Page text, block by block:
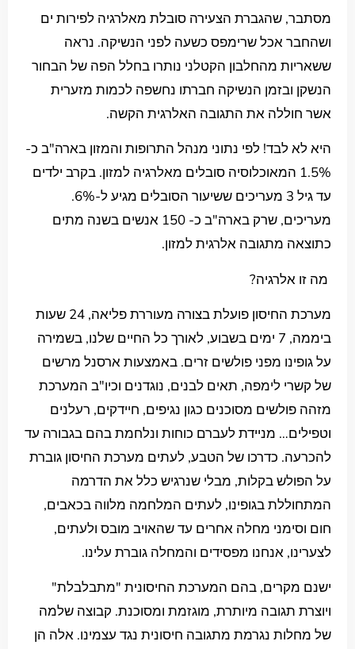
מסתבר, שהגברת הצעירה סובלת מאלרגיה לפירות ים
ושהחבר אכל שרימפס כשעה לפני הנשיקה. נראה
ששאריות מהחלבון הקטלני נותרו בחלל הפה של הבחור
הנשקן ובזמן הנשיקה חברתו נחשפה לכמות מזערית
אשר חוללה את התגובה האלרגית הקשה.
היא לא לבד! לפי נתוני מנהל התרופות והמזון בארה"ב כ-
1.5% המאוכלוסיה סובלים מאלרגיה למזון. בקרב ילדים
עד גיל 3 מעריכים ששיעור הסובלים מגיע ל-6%.
מעריכים, שרק בארה"ב כ- 150 אנשים בשנה מתים
כתוצאה מתגובה אלרגית למזון.
מה זו אלרגיה?
מערכת החיסון פועלת בצורה מעוררת פליאה, 24 שעות
ביממה, 7 ימים בשבוע, לאורך כל החיים שלנו, בשמירה
על גופינו מפני פולשים זרים. באמצעות ארסנל מרשים
של קשרי לימפה, תאים לבנים, נוגדנים וכיו"ב המערכת
מזהה פולשים מסוכנים כגון נגיפים, חיידקים, רעלנים
וטפילים… מניידת לעברם כוחות ונלחמת בהם בגבורה עד
להכרעה. כדרכו של הטבע, לעתים מערכת החיסון גוברת
על הפולש בקלות, מבלי שנרגיש כלל את הדרמה
המתחוללת בגופינו, לעתים המלחמה מלווה בכאבים,
חום וסימני מחלה אחרים עד שהאויב מובס ולעתים,
לצערינו, אנחנו מפסידים והמחלה גוברת עלינו.
ישנם מקרים, בהם המערכת החיסונית "מתבלבלת"
ויוצרת תגובה מיותרת, מוגזמת ומסוכנת. קבוצה שלמה
של מחלות נגרמת מתגובה חיסונית נגד עצמינו. אלה הן